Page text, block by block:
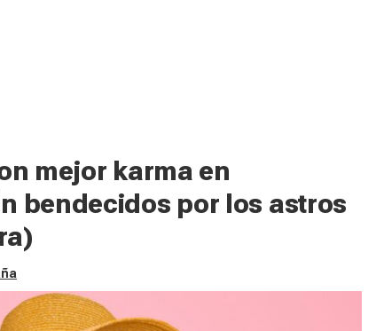
mejor karma en
bendecidos por los astros